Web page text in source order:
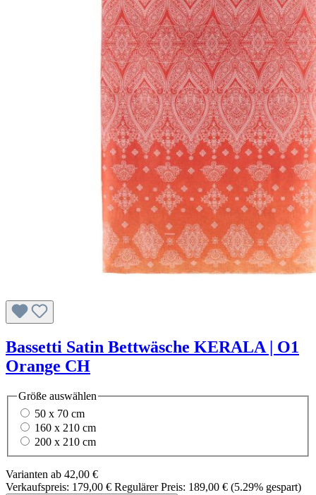
Bassetti Satin Bettwäsche KERALA | O1
Orange CH
Größe auswählen
50 x 70 cm
160 x 210 cm
200 x 210 cm
Varianten ab 42,00 €
Verkaufspreis: 179,00 € Regulärer Preis: 189,00 € (5.29% gespart)